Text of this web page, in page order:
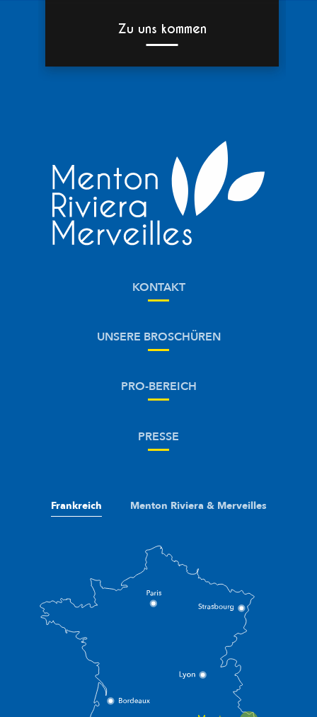
Zu uns kommen
KONTAKT
UNSERE BROSCHÜREN
PRO-BEREICH
PRESSE
Frankreich Menton Riviera & Merveilles